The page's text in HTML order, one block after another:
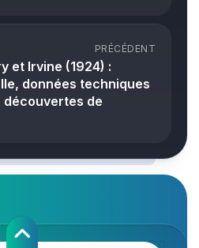
PRÉCÉDENT
et Irvine (1924) :
données techniques
découvertes de